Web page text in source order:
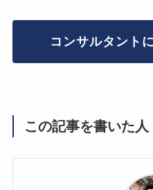
コンサルタント
この記事を書いた人